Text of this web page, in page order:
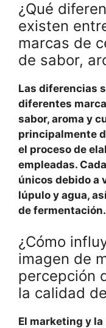
¿Qué
existen
marcas de
de sabor,
Las diferencias
diferentes
sabor, aroma y
principalmente
el proceso de
empleadas.
únicos debido a
lúpulo y agua,
de fermentación.
¿Cómo
imagen de
percepción
la calidad
El marketing y la